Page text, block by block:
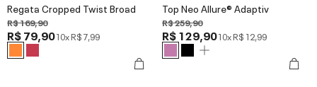
Regata Cropped Twist Broad
R$ 169,90
R$ 79,9010xR$ 7,99
Top Neo Allure® Adaptiv
R$ 259,90
R$ 129,9010xR$ 12,99